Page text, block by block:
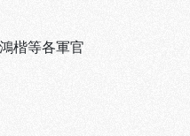
楷等各軍官